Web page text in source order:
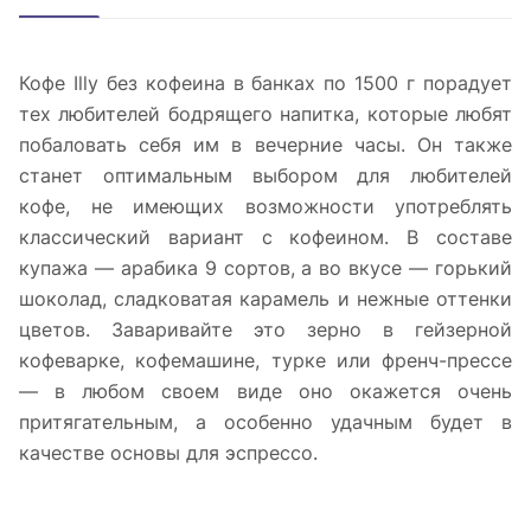
Кофе Illy без кофеина в банках по 1500 г порадует
тех любителей бодрящего напитка, которые любят
побаловать себя им в вечерние часы. Он также
станет оптимальным выбором для любителей
кофе, не имеющих возможности употреблять
классический вариант с кофеином. В составе
купажа — арабика 9 сортов, а во вкусе — горький
шоколад, сладковатая карамель и нежные оттенки
цветов. Заваривайте это зерно в гейзерной
кофеварке, кофемашине, турке или френч-прессе
— в любом своем виде оно окажется очень
притягательным, а особенно удачным будет в
качестве основы для эспрессо.